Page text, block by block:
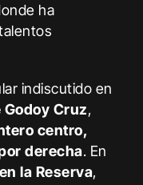
ha
indiscutido en
Cruz,
centro,
derecha. En
la Reserva,